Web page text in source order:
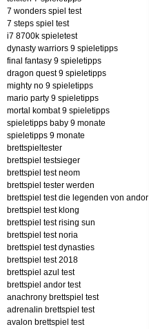
7 wonders spiel test
7 steps spiel test
i7 8700k spieletest
dynasty warriors 9 spieletipps
final fantasy 9 spieletipps
dragon quest 9 spieletipps
mighty no 9 spieletipps
mario party 9 spieletipps
mortal kombat 9 spieletipps
spieletipps baby 9 monate
spieletipps 9 monate
brettspieltester
brettspiel testsieger
brettspiel test neom
brettspiel tester werden
brettspiel test die legenden von andor
brettspiel test klong
brettspiel test rising sun
brettspiel test noria
brettspiel test dynasties
brettspiel test 2018
brettspiel azul test
brettspiel andor test
anachrony brettspiel test
adrenalin brettspiel test
avalon brettspiel test